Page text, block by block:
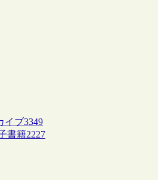
イブ3349
書籍2227